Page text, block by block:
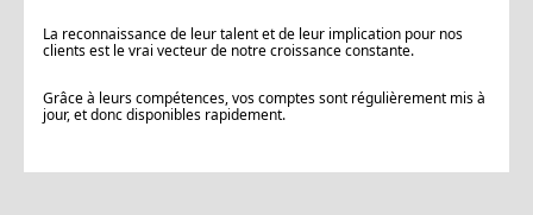
La reconnaissance de leur talent et de leur implication pour nos
clients est le vrai vecteur de notre croissance constante.
Grâce à leurs compétences, vos comptes sont régulièrement mis à
jour, et donc disponibles rapidement.